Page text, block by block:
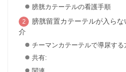
膀胱カテーテルの看護手順
膀胱留置カテーテルが入ら
介
チーマンカテーテルで導尿する
共有: